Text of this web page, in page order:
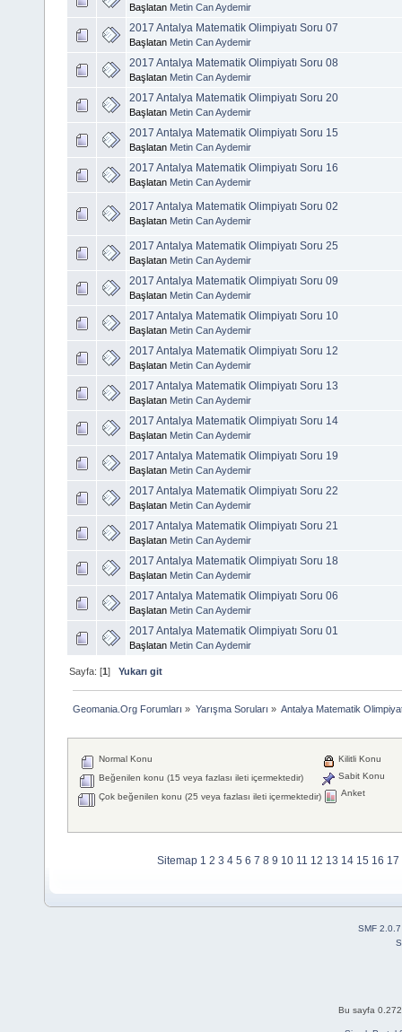
Başlatan Metin Can Aydemir
2017 Antalya Matematik Olimpiyatı Soru 07
Başlatan Metin Can Aydemir
2017 Antalya Matematik Olimpiyatı Soru 08
Başlatan Metin Can Aydemir
2017 Antalya Matematik Olimpiyatı Soru 20
Başlatan Metin Can Aydemir
2017 Antalya Matematik Olimpiyatı Soru 15
Başlatan Metin Can Aydemir
2017 Antalya Matematik Olimpiyatı Soru 16
Başlatan Metin Can Aydemir
2017 Antalya Matematik Olimpiyatı Soru 02
Başlatan Metin Can Aydemir
2017 Antalya Matematik Olimpiyatı Soru 25
Başlatan Metin Can Aydemir
2017 Antalya Matematik Olimpiyatı Soru 09
Başlatan Metin Can Aydemir
2017 Antalya Matematik Olimpiyatı Soru 10
Başlatan Metin Can Aydemir
2017 Antalya Matematik Olimpiyatı Soru 12
Başlatan Metin Can Aydemir
2017 Antalya Matematik Olimpiyatı Soru 13
Başlatan Metin Can Aydemir
2017 Antalya Matematik Olimpiyatı Soru 14
Başlatan Metin Can Aydemir
2017 Antalya Matematik Olimpiyatı Soru 19
Başlatan Metin Can Aydemir
2017 Antalya Matematik Olimpiyatı Soru 22
Başlatan Metin Can Aydemir
2017 Antalya Matematik Olimpiyatı Soru 21
Başlatan Metin Can Aydemir
2017 Antalya Matematik Olimpiyatı Soru 18
Başlatan Metin Can Aydemir
2017 Antalya Matematik Olimpiyatı Soru 06
Başlatan Metin Can Aydemir
2017 Antalya Matematik Olimpiyatı Soru 01
Başlatan Metin Can Aydemir
Sayfa: [1]Yukarı git
Geomania.Org Forumları » Yarışma Soruları » Antalya Matematik
Normal Konu
Beğenilen konu (15 veya fazlası ileti içermektedir)
Çok beğenilen konu (25 veya fazlası ileti içermektedir)
Kilitli Konu
Sabit Konu
Anket
Sitemap 1 2 3 4 5 6 7 8 9 10 11 12 13 14 15 16 17
SMF 2.0.7
Bu sayfa